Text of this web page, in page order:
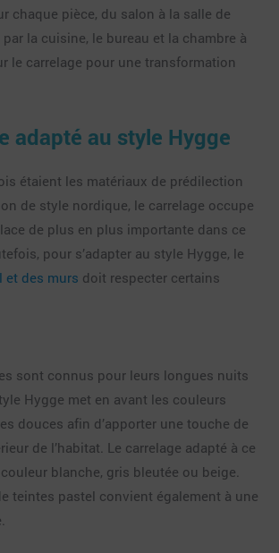
chaque pièce, du salon à la salle de
la cuisine, le bureau et la chambre à
le carrelage pour une transformation
adapté au style Hygge
étaient les matériaux de prédilection
de style nordique, le carrelage occupe
de plus en plus importante dans ce
pour s’adapter au style Hygge, le
et des murs doit respecter certains
sont connus pour leurs longues nuits
Hygge met en avant les couleurs
douces afin d’apporter une touche de
de l’habitat. Le carrelage adapté à ce
blanche, gris bleutée ou beige.
teintes pastel convient également à une